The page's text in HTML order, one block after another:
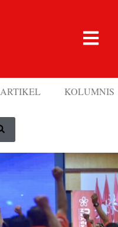
ARTIKEL KOLUMNIS